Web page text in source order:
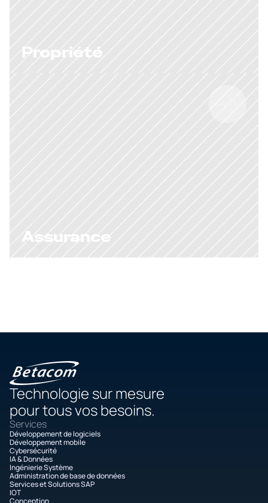
Propriété
Assurance
Technologie sur mesure
pour tous vos besoins.
Services
Développement de logiciels
Développement mobile
Cybersécurité
IA & Données
Ingénierie Système
Administration de base de données
Services et Solutions SAP
IOT
Conception